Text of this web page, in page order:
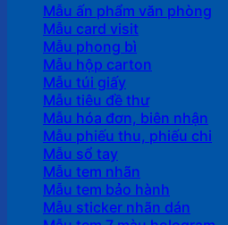
Mẫu ấn phẩm văn phòng
Mẫu card visit
Mẫu phong bì
Mẫu hộp carton
Mẫu túi giấy
Mẫu tiêu đề thư
Mẫu hóa đơn, biên nhận
Mẫu phiếu thu, phiếu chi
Mẫu sổ tay
Mẫu tem nhãn
Mẫu tem bảo hành
Mẫu sticker nhãn dán